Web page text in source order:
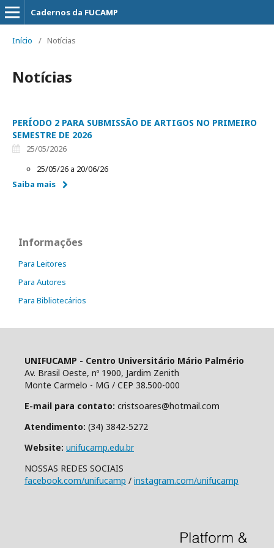
Cadernos da FUCAMP
Início / Notícias
Notícias
PERÍODO 2 PARA SUBMISSÃO DE ARTIGOS NO PRIMEIRO
SEMESTRE DE 2026
25/05/2026
25/05/26 a 20/06/26
Saiba mais
Informações
Para Leitores
Para Autores
Para Bibliotecários
UNIFUCAMP - Centro Universitário Mário Palmério
Av. Brasil Oeste, nº 1900, Jardim Zenith
Monte Carmelo - MG / CEP 38.500-000
E-mail para contato: cristsoares@hotmail.com
Atendimento: (34) 3842-5272
Website: unifucamp.edu.br
NOSSAS REDES SOCIAIS
facebook.com/unifucamp / instagram.com/unifucamp